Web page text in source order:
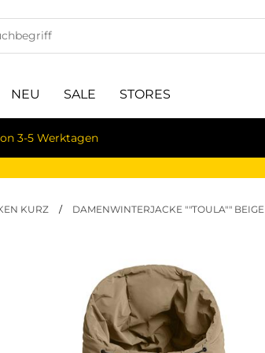
NEU SALE STORES
3-5 Werktagen
KURZ / DAMENWINTERJACKE ""TOULA"" BEIGE